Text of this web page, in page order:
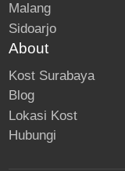
Malang
Sidoarjo
About
Kost Surabaya
Blog
Lokasi Kost
Hubungi